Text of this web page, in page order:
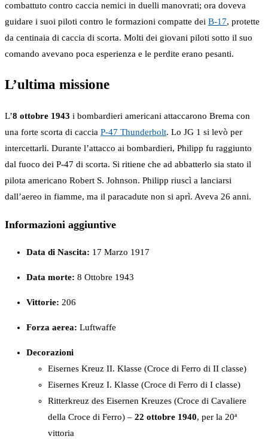
combattuto contro caccia nemici in duelli manovrati; ora doveva
guidare i suoi piloti contro le formazioni compatte dei B-17, protette
da centinaia di caccia di scorta. Molti dei giovani piloti sotto il suo
comando avevano poca esperienza e le perdite erano pesanti.
L’ultima missione
L’8 ottobre 1943 i bombardieri americani attaccarono Brema con
una forte scorta di caccia P-47 Thunderbolt. Lo JG 1 si levò per
intercettarli. Durante l’attacco ai bombardieri, Philipp fu raggiunto
dal fuoco dei P-47 di scorta. Si ritiene che ad abbatterlo sia stato il
pilota americano Robert S. Johnson. Philipp riuscì a lanciarsi
dall’aereo in fiamme, ma il paracadute non si aprì. Aveva 26 anni.
Informazioni aggiuntive
Data di Nascita: 17 Marzo 1917
Data morte: 8 Ottobre 1943
Vittorie: 206
Forza aerea: Luftwaffe
Decorazioni
Eisernes Kreuz II. Klasse (Croce di Ferro di II classe)
Eisernes Kreuz I. Klasse (Croce di Ferro di I classe)
Ritterkreuz des Eisernen Kreuzes (Croce di Cavaliere
della Croce di Ferro) – 22 ottobre 1940, per la 20ª
vittoria